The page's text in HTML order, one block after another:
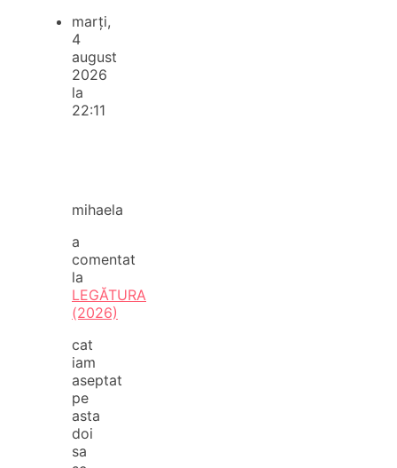
marți,
4
august
2026
la
22:11
mihaela
a
comentat
la
LEGĂTURA
(2026)
cat
iam
aseptat
pe
asta
doi
sa